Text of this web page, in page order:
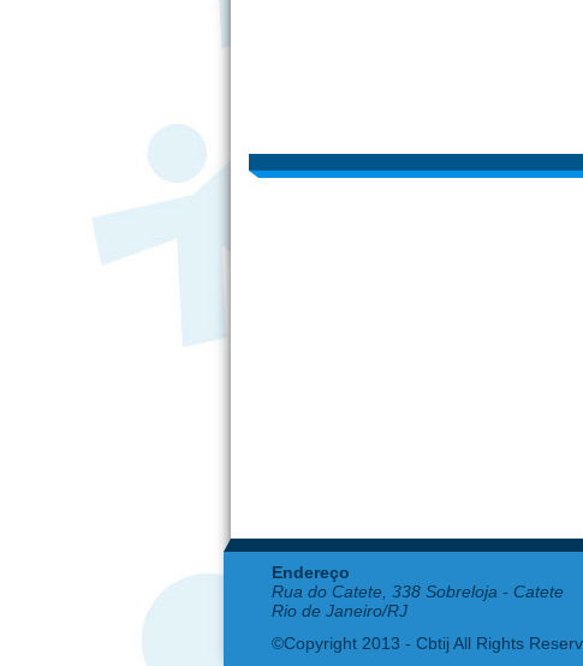
Endereço
Rua do Catete, 338 Sobreloja - Catete
Rio de Janeiro/RJ
©Copyright 2013 - Cbtij All Rights